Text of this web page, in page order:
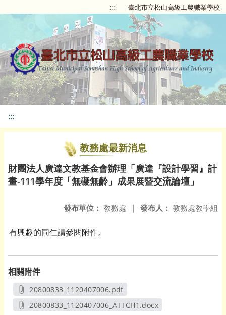
::: 臺北市立松山高級工農職業學校
:::
教務處最新消息
財團法人廣達文教基金會辦理「廣達『設計學習』計
畫-111學年度「無礙無齡」成果展暨交流論壇」
發布人： 教務處教學組
發布單位： 教務處 |
有興趣的同仁請參閱附件。
相關附件
20800833_1120407006.pdf
另開新視窗
20800833_1120407006_ATTCH1.docx